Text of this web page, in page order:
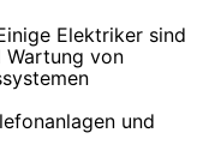
Elektriker sind
Wartung von
und